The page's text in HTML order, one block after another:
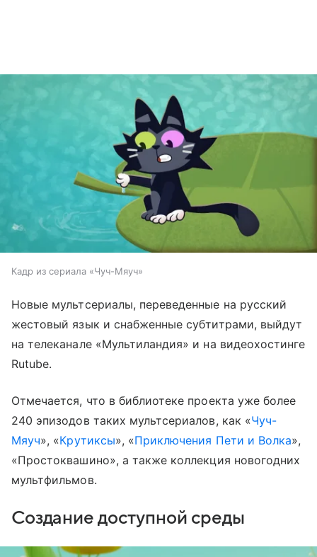
Кадр из сериала «Чуч-Мяуч»
Новые мультсериалы, переведенные на русский
жестовый язык и снабженные субтитрами, выйдут
на телеканале «Мультиландия» и на видеохостинге
Rutube.
Отмечается, что в библиотеке проекта уже более
240 эпизодов таких мультсериалов, как «Чуч-
Мяуч», «Крутиксы», «Приключения Пети и Волка»,
«Простоквашино», а также коллекция новогодних
мультфильмов.
Создание доступной среды